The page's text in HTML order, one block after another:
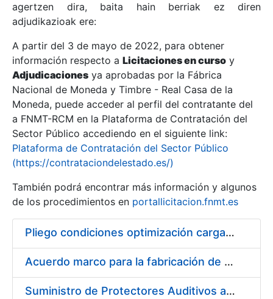
Erakutsi/Ezkutatu
Erakutsi/Ezkutatu
Erakutsi/Ezkutatu
Erakutsi/Ezkutatu
agertzen dira, baita hain berriak ez diren
adjudikazioak ere:
A partir del 3 de mayo de 2022, para obtener
información respecto a Licitaciones en curso y
Adjudicaciones ya aprobadas por la Fábrica
Nacional de Moneda y Timbre - Real Casa de la
Moneda, puede acceder al perfil del contratante del
a FNMT-RCM en la Plataforma de Contratación del
Sector Público accediendo en el siguiente link:
Plataforma de Contratación del Sector Público
(https://contrataciondelestado.es/)
También podrá encontrar más información y algunos
de los procedimientos en portallicitacion.fnmt.es
Pliego condiciones optimización cargas compras firmado
Acuerdo marco para la fabricación de piezas
Suministro de Protectores Auditivos a medida para las personas trabajadoras de los Centros de Trabajo de Madrid y Burgos